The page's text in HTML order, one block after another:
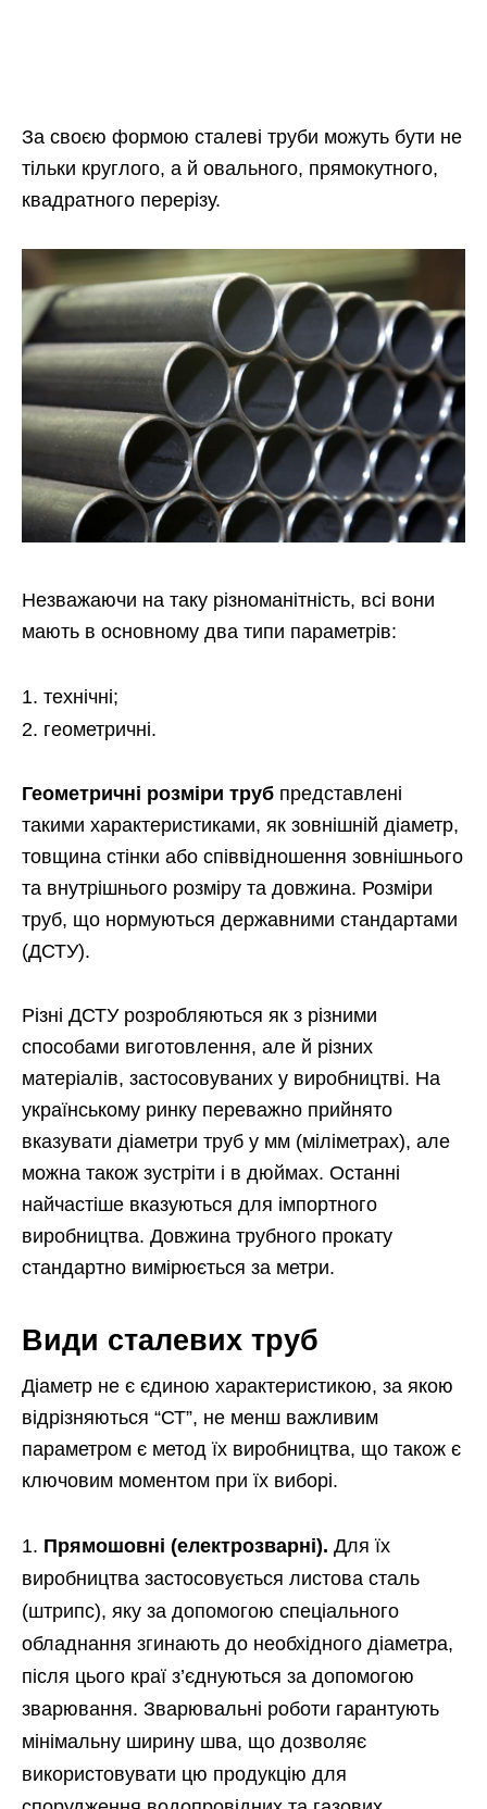
За своєю формою сталеві труби можуть бути не
тільки круглого, а й овального, прямокутного,
квадратного перерізу.
Незважаючи на таку різноманітність, всі вони
мають в основному два типи параметрів:
технічні;
геометричні.
Геометричні розміри труб представлені
такими характеристиками, як зовнішній діаметр,
товщина стінки або співвідношення зовнішнього
та внутрішнього розміру та довжина. Розміри
труб, що нормуються державними стандартами
(ДСТУ).
Різні ДСТУ розробляються як з різними
способами виготовлення, але й різних
матеріалів, застосовуваних у виробництві. На
українському ринку переважно прийнято
вказувати діаметри труб у мм (міліметрах), але
можна також зустріти і в дюймах. Останні
найчастіше вказуються для імпортного
виробництва. Довжина трубного прокату
стандартно вимірюється за метри.
Види сталевих труб
Діаметр не є єдиною характеристикою, за якою
відрізняються “СТ”, не менш важливим
параметром є метод їх виробництва, що також є
ключовим моментом при їх виборі.
Прямошовні (електрозварні). Для їх
виробництва застосовується листова сталь
(штрипс), яку за допомогою спеціального
обладнання згинають до необхідного діаметра,
після цього краї з’єднуються за допомогою
зварювання. Зварювальні роботи гарантують
мінімальну ширину шва, що дозволяє
використовувати цю продукцію для